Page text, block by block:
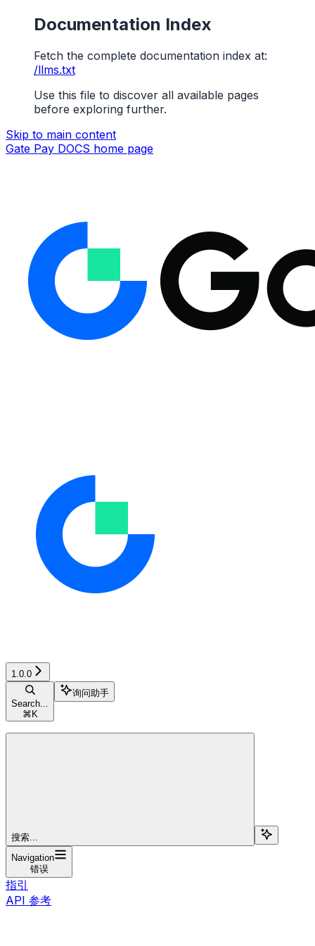
Documentation Index
Fetch the complete documentation index at:
/llms.txt
Use this file to discover all available pages
before exploring further.
Skip to main content
Gate Pay DOCS home page
1.0.0
Search...
⌘ K
询问助手
搜索...
Navigation
错误
指引
API 参考